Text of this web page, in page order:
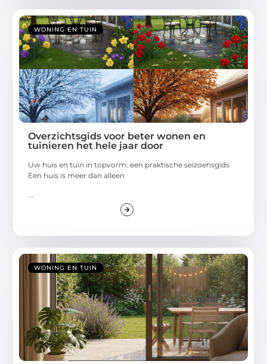
WONING EN TUIN
Overzichtsgids voor beter wonen en
tuinieren het hele jaar door
Uw huis en tuin in topvorm: een praktische seizoensgids
Een huis is meer dan alleen
...
WONING EN TUIN